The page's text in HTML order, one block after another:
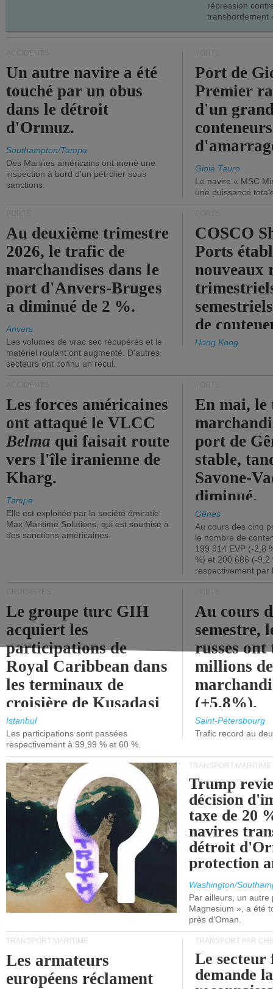
répression
transbordement
Un autre navire a été
touché par un obus
dans le détroit
d'Ormuz.
Southampton/Tampa
Des Marines américains ont mené une
inspection à bord d'un pétrolier sous
sanctions.
Port de
Premier
d'un
Gioia Tauro
Le navire « MSC
une puissance
Au deuxième trimestre
2026, le trafic de
marchandises dans le
port d'Anvers-Bruges
a diminué de 2 %.
Anvers
Les volumes de vrac sec récupérés et le
matériel roulant ont augmenté. D'autres
secteurs ont connu un recul.
COSCO
Ports
nouveaux
de
Hong Kong
Les forces américaines
ont attaqué le VLCC
Belma qui faisait route
vers l'île iranienne de
Kharg.
Tampa
Elle est exploitée par la société émiratie
Max Maritime Solutions, qui est soumise à
des sanctions américaines.
En mai, le
port de
stable,
Savone-
diminué.
Gênes
Au cours des cinq
le nombre de
199 914 EVP (-2,8
%) et 200 686 (-9,2
respectivement par
Le groupe turc GIH
acquiert les
participations de
Royal Caribbean dans
les terminaux de
croisière de Kusadasi
et de Lisbonne.
Istanbul
Les participations sont passées
respectivement à 99,99 % et 60 %.
Au cours
semestre,
russes
millions
(+5,8%).
Saint-Pétersbourg
Trafic record au
TRANSPORT MARITIME
Trump
décision
taxe de 20
navires
détroit
protection
Washington/
Par ailleurs, un autre
Magnesium », a été
près d'Oman.
TRANSPORT MARITIME
Les armateurs
européens réclament
TRANSPORT PAR
Le
demande la